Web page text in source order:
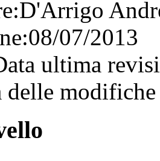
D'Arrigo
08/07/2013
ultima
delle